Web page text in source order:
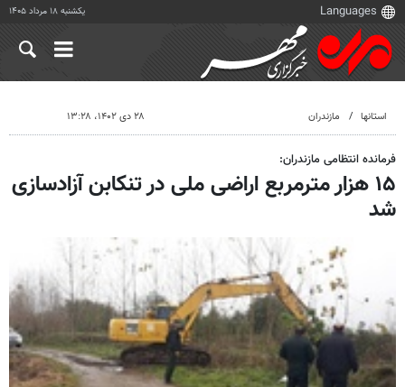
یکشنبه ۱۸ مرداد ۱۴۰۵
استانها مازندران ۲۸ دی ۱۴۰۲، ۱۳:۲۸
فرمانده انتظامی مازندران:
۱۵ هزار مترمربع اراضی ملی در تنکابن آزادسازی
شد